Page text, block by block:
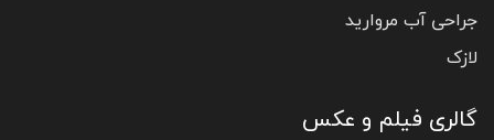
جراحی آب مروارید
لازک
گالری فیلم و عکس